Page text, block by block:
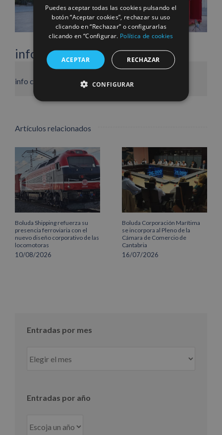
info heading
info content
Artículos relacionados
Boluda Shipping refuerza su
presencia ferroviaria con el
nuevo diseño corporativo de las
locomotoras
10/08/2026
Boluda Corporación Marítima
se incorpora al Pleno de la
Cámara de Comercio de
Cantabria
16/07/2026
Entradas por mes
por
Entradas por año
Puedes aceptar todas las cookies pulsando el
botón “Aceptar cookies”, rechazar su uso
clicando en “Rechazar” o configurarlas
clicando en “Configurar. Política de cookies
ACEPTAR RECHAZAR
CONFIGURAR